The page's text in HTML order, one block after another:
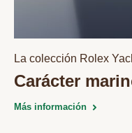
La colección Rolex
Carácter
Más información